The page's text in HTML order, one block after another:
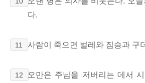
다.
11 사람이 죽으면 벌레와 짐승과 구
12
오만은 주님을 저버리는 데서